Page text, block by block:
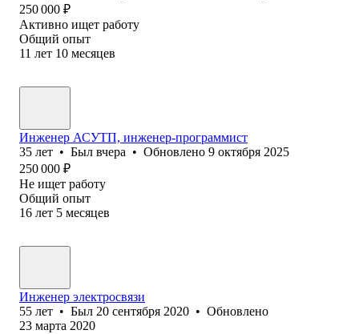
250 000 ₽
Активно ищет работу
Общий опыт
11 лет 10 месяцев
Инженер АСУТП, инженер-программист
35 лет • Был вчера • Обновлено 9 октября 2025
250 000 ₽
Не ищет работу
Общий опыт
16 лет 5 месяцев
Инженер электросвязи
55 лет • Был 20 сентября 2020 • Обновлено
23 марта 2020